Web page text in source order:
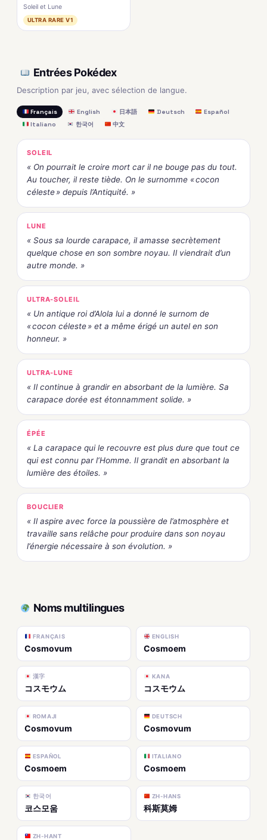
Soleil et Lune
ULTRA RARE V1
Entrées Pokédex
Description par jeu, avec sélection de langue.
Français English 日本語 Deutsch
Español
Italiano
한국어 中文
SOLEIL
« On pourrait le croire mort car il ne bouge pas du tout.
Au toucher, il reste tiède. On le surnomme « cocon
céleste » depuis l’Antiquité. »
LUNE
« Sous sa lourde carapace, il amasse secrètement
quelque chose en son sombre noyau. Il viendrait d’un
autre monde. »
ULTRA-SOLEIL
« Un antique roi d’Alola lui a donné le surnom de
« cocon céleste » et a même érigé un autel en son
honneur. »
ULTRA-LUNE
« Il continue à grandir en absorbant de la lumière. Sa
carapace dorée est étonnamment solide. »
ÉPÉE
« La carapace qui le recouvre est plus dure que tout ce
qui est connu par l’Homme. Il grandit en absorbant la
lumière des étoiles. »
BOUCLIER
« Il aspire avec force la poussière de l’atmosphère et
travaille sans relâche pour produire dans son noyau
l’énergie nécessaire à son évolution. »
Noms multilingues
FRANÇAIS
Cosmovum
ENGLISH
Cosmoem
漢字
コスモウム
KANA
コスモウム
ROMAJI
Cosmovum
DEUTSCH
Cosmovum
ESPAÑOL
Cosmoem
ITALIANO
Cosmoem
한국어
코스모움
ZH-HANS
科斯莫姆
ZH-HANT